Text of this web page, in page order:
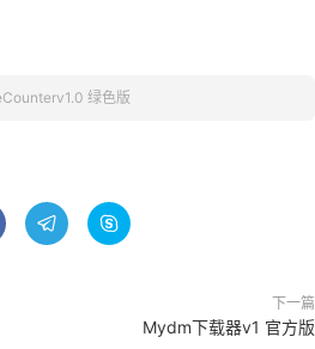
绿色版
 
下一篇
Mydm下载器v1 官方版